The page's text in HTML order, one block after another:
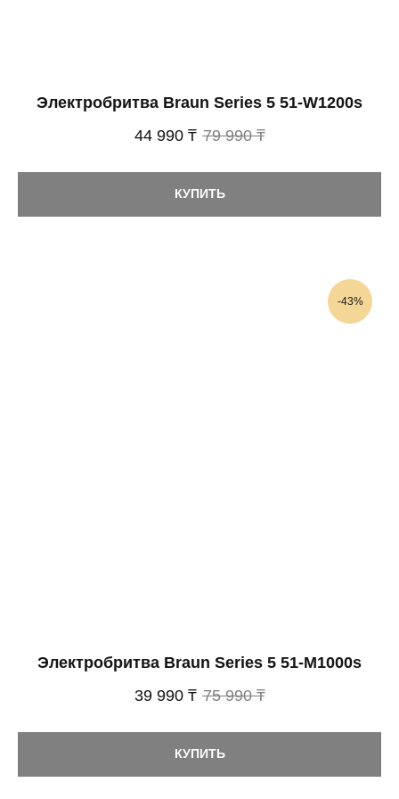
Электробритва Braun Series 5 51-W1200s
44 990 ₸ 79 990 ₸
КУПИТЬ
-43%
Электробритва Braun Series 5 51-M1000s
39 990 ₸ 75 990 ₸
КУПИТЬ